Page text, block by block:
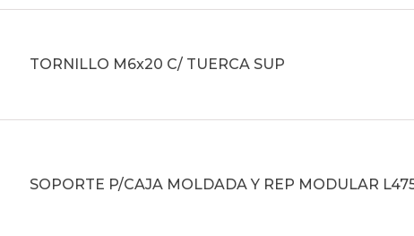
TORNILLO M6x20 C/ TUERCA SUP
SOPORTE P/CAJA MOLDADA Y REP MODULAR